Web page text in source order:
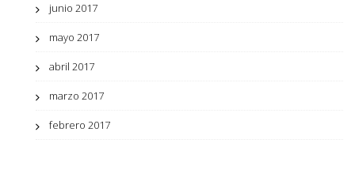
junio 2017
mayo 2017
abril 2017
marzo 2017
febrero 2017